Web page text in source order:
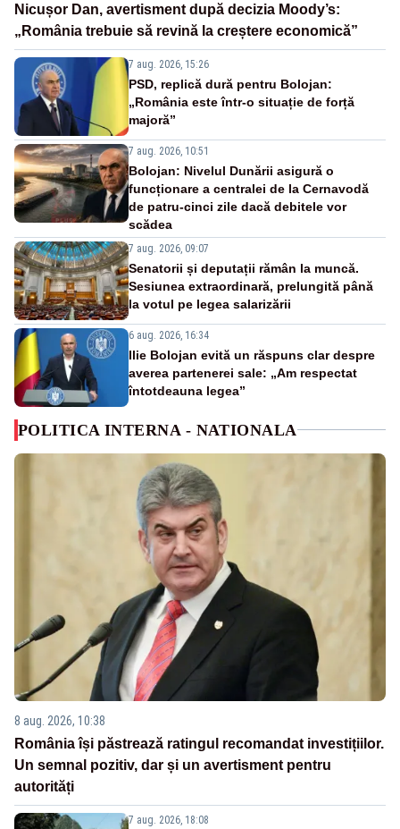
Nicușor Dan, avertisment după decizia Moody’s:
„România trebuie să revină la creștere economică”
7 aug. 2026, 15:26
PSD, replică dură pentru Bolojan:
„România este într-o situație de forță
majoră”
7 aug. 2026, 10:51
Bolojan: Nivelul Dunării asigură o
funcționare a centralei de la Cernavodă
de patru-cinci zile dacă debitele vor
scădea
7 aug. 2026, 09:07
Senatorii și deputații rămân la muncă.
Sesiunea extraordinară, prelungită până
la votul pe legea salarizării
6 aug. 2026, 16:34
Ilie Bolojan evită un răspuns clar despre
averea partenerei sale: „Am respectat
întotdeauna legea”
POLITICA INTERNA - NATIONALA
8 aug. 2026, 10:38
România își păstrează ratingul recomandat investițiilor.
Un semnal pozitiv, dar și un avertisment pentru
autorități
7 aug. 2026, 18:08